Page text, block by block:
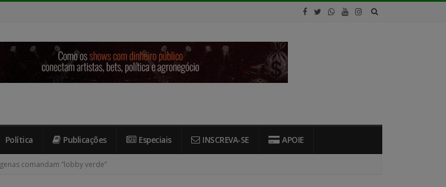
Política Publicações Especiais INSCREVA-SE APOIE
comandam “lobby verde”